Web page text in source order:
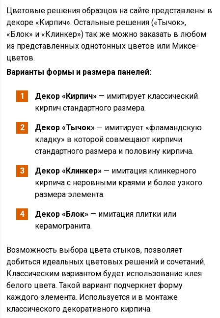
Цветовые решения образцов на сайте представлены в
декоре «Кирпич». Остальные решения («Тычок»,
«Блок» и «Клинкер») так же можно заказать в любом
из представленных однотонных цветов или Миксе-
цветов.
Варианты формы и размера панелей:
Декор «Кирпич» — имитирует классический
кирпич стандартного размера.
Декор «Тычок» — имитирует «фламандскую
кладку» в которой совмещают кирпичи
стандартного размера и половину кирпича.
Декор «Клинкер» — имитация клинкерного
кирпича с неровными краями и более узкого
размера элемента.
Декор «Блок» — имитация плитки или
керамогранита.
Возможность выбора цвета стыков, позволяет
добиться идеальных цветовых решений и сочетаний.
Классическим вариантом будет использование клея
белого цвета. Такой вариант подчеркнет форму
каждого элемента. Используется и в монтаже
классического декоративного кирпича.